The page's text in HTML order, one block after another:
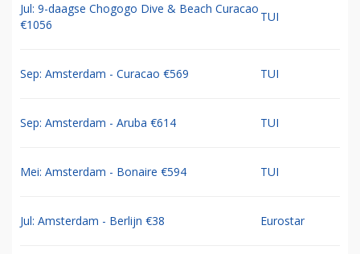
Jul: 9-daagse Chogogo Dive & Beach Curacao
€1056
TUI
Sep: Amsterdam - Curacao €569 TUI
Sep: Amsterdam - Aruba €614 TUI
Mei: Amsterdam - Bonaire €594 TUI
Jul: Amsterdam - Berlijn €38 Eurostar